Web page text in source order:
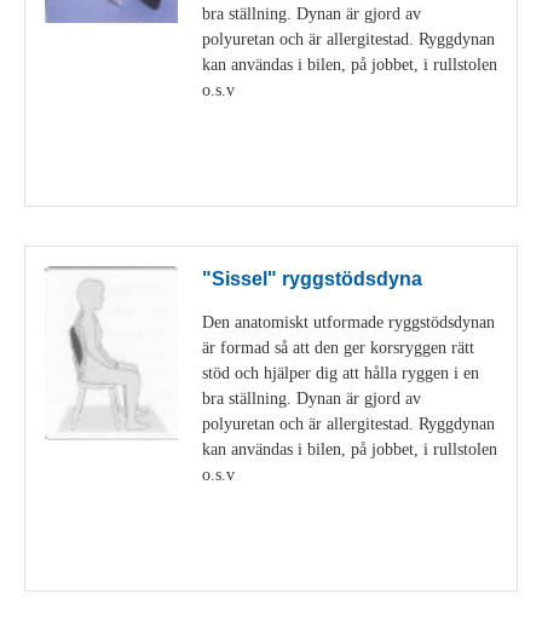
bra ställning. Dynan är gjord av
polyuretan och är allergitestad. Ryggdynan
kan användas i bilen, på jobbet, i rullstolen
o.s.v
"Sissel" ryggstödsdyna
Den anatomiskt utformade ryggstödsdynan
är formad så att den ger korsryggen rätt
stöd och hjälper dig att hålla ryggen i en
bra ställning. Dynan är gjord av
polyuretan och är allergitestad. Ryggdynan
kan användas i bilen, på jobbet, i rullstolen
o.s.v